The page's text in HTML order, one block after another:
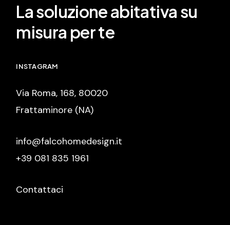
La soluzione abitativa su
misura per te
INSTAGRAM
Via Roma, 168, 80020
Frattaminore (NA)
info@falcohomedesign.it
+39 081 835 1961
Contattaci